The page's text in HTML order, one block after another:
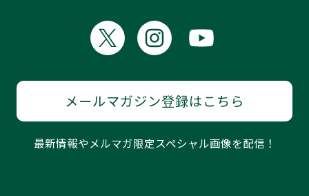
メールマガジン登録はこちら
最新情報やメルマガ限定スペシャル画像を配信！